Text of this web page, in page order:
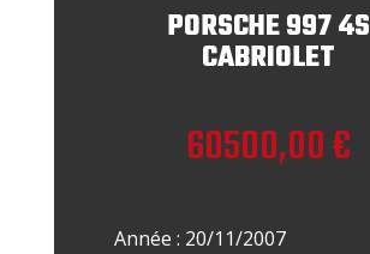
PORSCHE 997 4S
CABRIOLET
60500,00€
Année : 20/11/2007